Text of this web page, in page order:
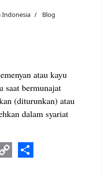
Indonesia
Blog
atau kayu
saat bermunajat
(diturunkan) atau
dalam syariat